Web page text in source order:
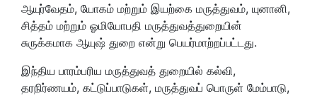
ஆயுர்வேதம், யோகம் மற்றும் இயற்கை மருத்துவம், யுனானி,
சித்தம் மற்றும் ஓமியோபதி மருத்துவத்துறையின்
சுருக்கமாக ஆயுஷ் துறை என்று பெயர்மாற்றப்பட்டது.
இந்திய பாரம்பரிய மருத்துவத் துறையில் கல்வி,
தரநிர்ணயம், கட்டுப்பாடுகள், மருத்துவப் பொருள் மேம்பாடு,